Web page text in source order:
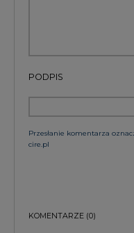
PODPIS
Przesłanie komentarza
cire.pl
KOMENTARZE (0)